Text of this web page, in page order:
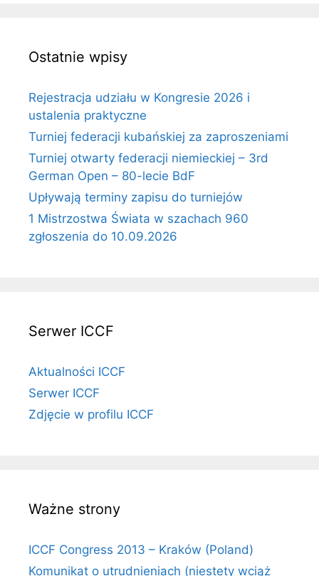
Ostatnie wpisy
Rejestracja udziału w Kongresie 2026 i
ustalenia praktyczne
Turniej federacji kubańskiej za zaproszeniami
Turniej otwarty federacji niemieckiej – 3rd
German Open – 80-lecie BdF
Upływają terminy zapisu do turniejów
1 Mistrzostwa Świata w szachach 960
zgłoszenia do 10.09.2026
Serwer ICCF
Aktualności ICCF
Serwer ICCF
Zdjęcie w profilu ICCF
Ważne strony
ICCF Congress 2013 – Kraków (Poland)
Komunikat o utrudnieniach (niestety wciąż